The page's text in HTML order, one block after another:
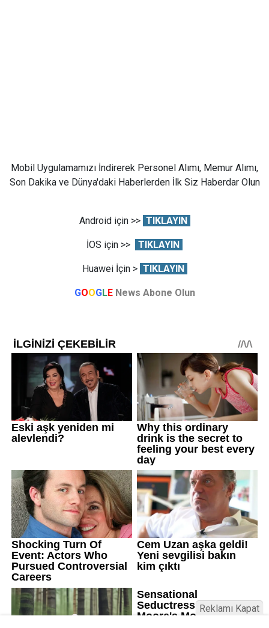
Mobil Uygulamamızı İndirerek Personel Alımı, Memur Alımı,
Son Dakika ve Dünya'daki Haberlerden İlk Siz Haberdar Olun
Android için >> TIKLAYIN
İOS için >> TIKLAYIN
Huawei İçin > TIKLAYIN
GOOGLE News Abone Olun
Reklamı Kapat